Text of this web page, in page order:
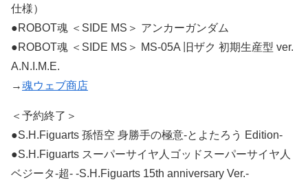
仕様）
●ROBOT魂 ＜SIDE MS＞ アンカーガンダム
●ROBOT魂 ＜SIDE MS＞ MS-05A 旧ザク 初期生産型 ver.
A.N.I.M.E.
→魂ウェブ商店
＜予約終了＞
●S.H.Figuarts 孫悟空 身勝手の極意-とよたろう Edition-
●S.H.Figuarts スーパーサイヤ人ゴッドスーパーサイヤ人
ベジータ-超- -S.H.Figuarts 15th anniversary Ver.-